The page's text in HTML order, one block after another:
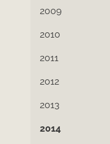
2009
2010
2011
2012
2013
2014